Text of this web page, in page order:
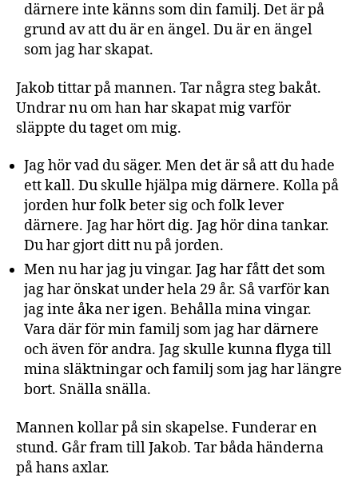
därnere inte känns som din familj. Det är på
grund av att du är en ängel. Du är en ängel
som jag har skapat.
Jakob tittar på mannen. Tar några steg bakåt.
Undrar nu om han har skapat mig varför
släppte du taget om mig.
Jag hör vad du säger. Men det är så att du hade
ett kall. Du skulle hjälpa mig därnere. Kolla på
jorden hur folk beter sig och folk lever
därnere. Jag har hört dig. Jag hör dina tankar.
Du har gjort ditt nu på jorden.
Men nu har jag ju vingar. Jag har fått det som
jag har önskat under hela 29 år. Så varför kan
jag inte åka ner igen. Behålla mina vingar.
Vara där för min familj som jag har därnere
och även för andra. Jag skulle kunna flyga till
mina släktningar och familj som jag har längre
bort. Snälla snälla.
Mannen kollar på sin skapelse. Funderar en
stund. Går fram till Jakob. Tar båda händerna
på hans axlar.